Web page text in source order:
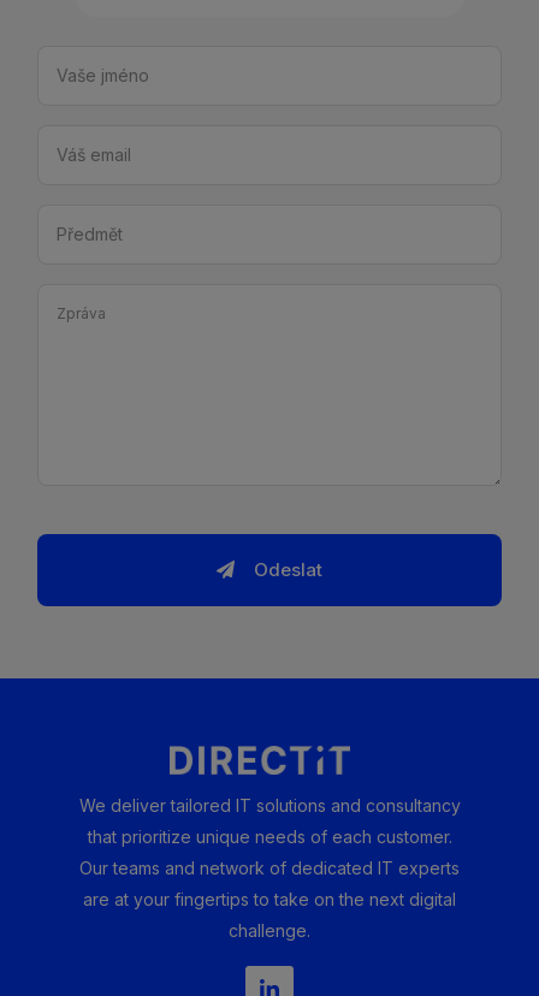
Odeslat
We deliver tailored IT solutions and consultancy
that prioritize unique needs of each customer.
Our teams and network of dedicated IT experts
are at your fingertips to take on the next digital
challenge.